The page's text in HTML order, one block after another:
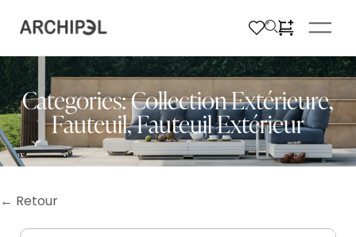
Categories:Collection Extérieure,
Fauteuil,Fauteuil Extérieur
← Retour